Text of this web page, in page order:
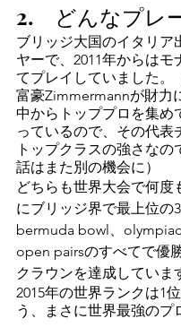
2.　どんなプレ
ブリッジ大国のイタリア
ヤーで、2011年からはモ
てプレイしていました。
富豪Zimmermannが財力
中からトッププロを集め
っているので、その代表
トップクラスの強さなの
話はまた別の機会に）
どちらも世界大会で何度
にブリッジ界で最上位の
bermuda bowl、
open pairsのすべてで優
クラウンを達成していま
2015年の世界ランクは1
う、まさに世界最強のプ